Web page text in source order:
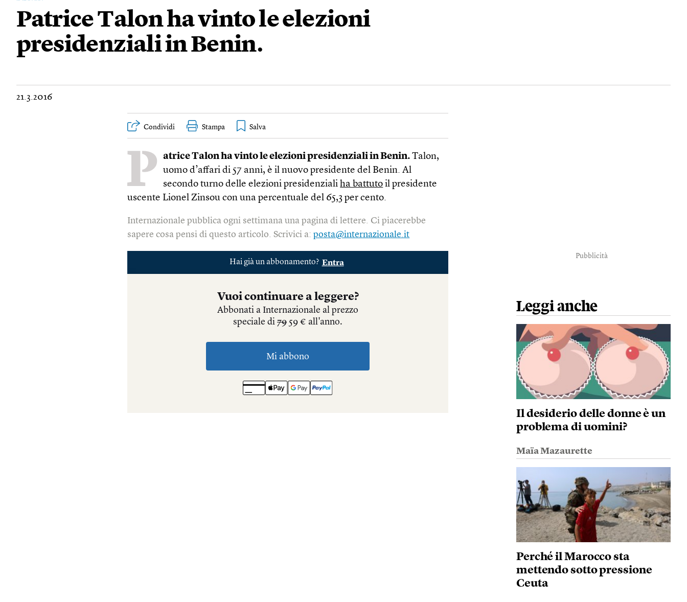
Patrice Talon ha vinto le elezioni
presidenziali in Benin.
21.3.2016
Condividi Stampa
P atrice Talon ha vinto le elezioni presidenziali in Benin. Talon,
uomo d’affari di 57 anni, è il nuovo presidente del Benin. Al
secondo turno delle elezioni presidenzialiha battuto il presidente
uscente Lionel Zinsou con una percentuale del 65,3 per cento.
Internazionale pubblica ogni settimana una pagina di lettere. Ci piacerebbe
sapere cosa pensi di questo articolo. Scrivici a:posta@internazionale.it
Pubblicità
Leggi anche
Il desiderio delle donne è un
problema di uomini?
Maïa Mazaurette
Perché il Marocco sta
mettendo sotto pressione
Ceuta